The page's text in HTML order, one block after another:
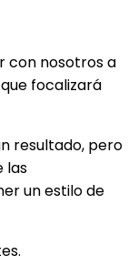
con nosotros a
focalizará
resultado, pero
las
un estilo de